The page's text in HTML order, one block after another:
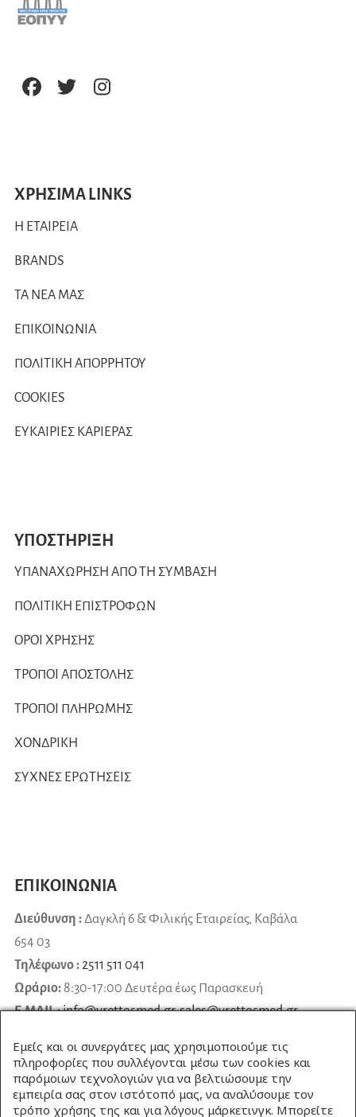
ΧΡΗΣΙΜΑ LINKS
Η ΕΤΑΙΡΕΙΑ
BRANDS
ΤΑ ΝΕΑ ΜΑΣ
ΕΠΙΚΟΙΝΩΝΙΑ
ΠΟΛΙΤΙΚΗ ΑΠΟΡΡΗΤΟΥ
COOKIES
ΕΥΚΑΙΡΙΕΣ ΚΑΡΙΕΡΑΣ
ΥΠΟΣΤΗΡΙΞΗ
ΥΠΑΝΑΧΩΡΗΣΗ ΑΠΟ ΤΗ ΣΥΜΒΑΣΗ
ΠΟΛΙΤΙΚΗ ΕΠΙΣΤΡΟΦΩΝ
ΟΡΟΙ ΧΡΗΣΗΣ
ΤΡΟΠΟΙ ΑΠΟΣΤΟΛΗΣ
ΤΡΟΠΟΙ ΠΛΗΡΩΜΗΣ
ΧΟΝΔΡΙΚΗ
ΣΥΧΝΕΣ ΕΡΩΤΗΣΕΙΣ
ΕΠΙΚΟΙΝΩΝΙΑ
Διεύθυνση :Δαγκλή 6 & Φιλικής Εταιρείας, Καβάλα
654 03
Τηλέφωνο :2511 511 041
Ωράριο: 8:30-17:00 Δευτέρα έως Παρασκευή
E-MAIL :info@vrettosmed.gr,sales@vrettosmed.gr
Εμείς και οι συνεργάτες μας χρησιμοποιούμε τις
πληροφορίες που συλλέγονται μέσω των cookies και
παρόμοιων τεχνολογιών για να βελτιώσουμε την
εμπειρία σας στον ιστότοπό μας, να αναλύσουμε τον
τρόπο χρήσης της και για λόγους μάρκετινγκ. Μπορείτε